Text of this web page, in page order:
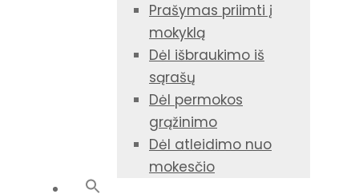
Prašymas priimti į
mokyklą
Dėl išbraukimo iš
sąrašų
Dėl permokos
grąžinimo
Dėl atleidimo nuo
mokesčio